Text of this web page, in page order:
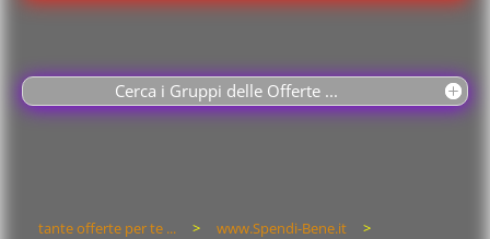
Cerca i Gruppi delle Offerte ...
tante offerte per te ... > www.Spendi-Bene.it
>